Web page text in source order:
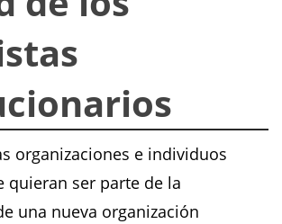
organizaciones e individuos
quieran ser parte de la
una nueva organización